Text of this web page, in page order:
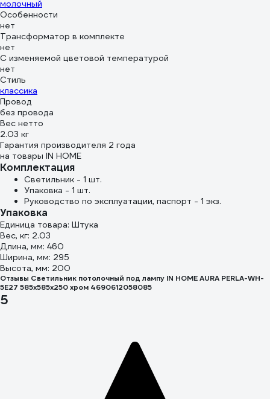
молочный
Особенности
нет
Трансформатор в комплекте
нет
С изменяемой цветовой температурой
нет
Стиль
классика
Провод
без провода
Вес нетто
2.03 кг
Гарантия производителя 2 года
на товары IN HOME
Комплектация
Светильник - 1 шт.
Упаковка - 1 шт.
Руководство по эксплуатации, паспорт - 1 экз.
Упаковка
Единица товара: Штука
Вес, кг: 2.03
Длина, мм: 460
Ширина, мм: 295
Высота, мм: 200
Отзывы Светильник потолочный под лампу IN HOME AURA PERLA-WH-
5E27 585x585x250 хром 4690612058085
5